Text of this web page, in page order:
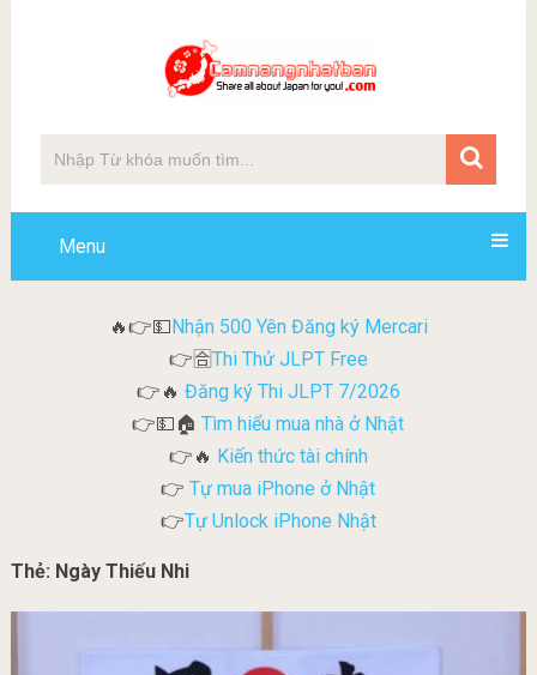
Menu
🔥👉💵Nhận 500 Yên Đăng ký Mercari
👉🈴Thi Thử JLPT Free
👉🔥 Đăng ký Thi JLPT 7/2026
👉💵🏠Tìm hiểu mua nhà ở Nhật
👉🔥 Kiến thức tài chính
👉 Tự mua iPhone ở Nhật
👉Tự Unlock iPhone Nhật
Thẻ: Ngày Thiếu Nhi